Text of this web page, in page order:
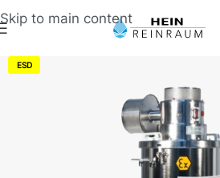
Skip to main content
ESD